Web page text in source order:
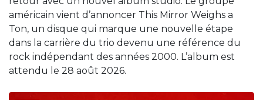
américain vient d’annoncer This Mirror Weighs a
Ton, un disque qui marque une nouvelle étape
dans la carrière du trio devenu une référence du
rock indépendant des années 2000. L’album est
attendu le 28 août 2026.